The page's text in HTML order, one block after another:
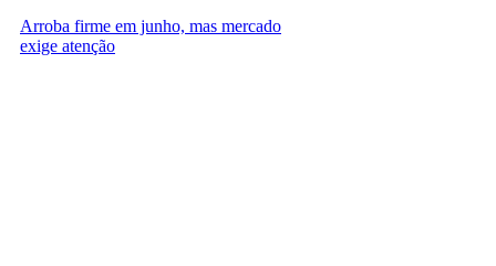
Arroba firme em junho, mas mercado
exige atenção